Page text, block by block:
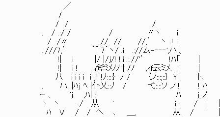
／
/
/ / /
. / .:/ / / 〃ヽ i
/ .:/〃 __// // //,′ ヽ !
..///7,′ ´｢ 7｀ヽ/ .i .://ム-‐‐‐',ハ|
!| i |/ |/ｊ/! !:i .:.//'′ !ﾊ「
!| i ! ｨ斧ﾐﾒﾉﾉ | // ,ｨｆ云ミﾒ、｣
八 i i i i i j !ﾉ::::} ﾉ / {ノ:::;::} Y| ﾄ
. ハ. |ﾊｊ ﾍ |仆乂::ﾉ / 弋::::ソ ノ ! !
r‐ 、 'ｊ ,ﾊ| :i ﾊ ｊ_
ヽ ヽ ./ 从 ' i ! / ｜ |
ﾊ V / / ヘ. ､ ＿, 从. / ｜ !:ﾄ